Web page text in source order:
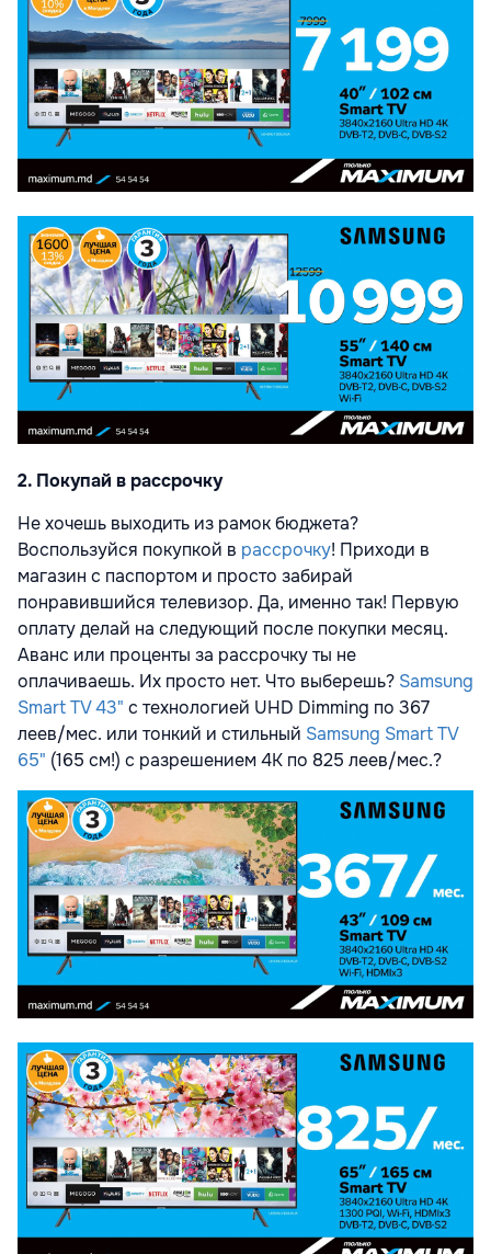
2. Покупай в рассрочку
Не хочешь выходить из рамок бюджета?
Воспользуйся покупкой в рассрочку! Приходи в
магазин с паспортом и просто забирай
понравившийся телевизор. Да, именно так! Первую
оплату делай на следующий после покупки месяц.
Аванс или проценты за рассрочку ты не
оплачиваешь. Их просто нет. Что выберешь? Samsung
Smart TV 43" с технологией UHD Dimming по 367
леев/мес. или тонкий и стильный Samsung Smart TV
65" (165 см!) с разрешением 4K по 825 леев/мес.?